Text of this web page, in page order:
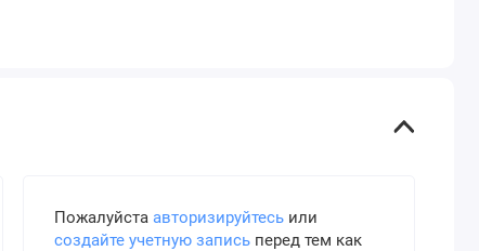
Пожалуйста авторизируйтесьили
создайте учетную записьперед тем как